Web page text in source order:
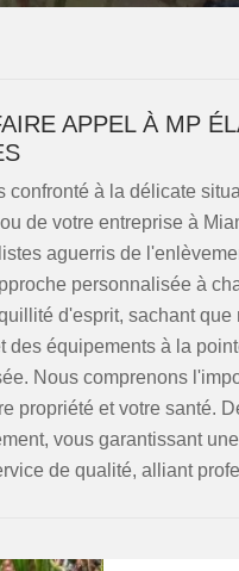
APPEL À MP
confronté à la délicate
de votre entreprise à
aguerris de
personnalisée à
d'esprit, sachant
des équipements à la
Nous comprenons
propriété et votre santé.
vous garantissant
de qualité, alliant